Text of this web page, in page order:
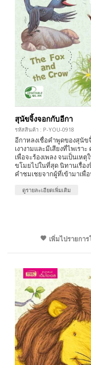
สุนัขจิ้งจอกกับอีกา
รหัสสินค้า : P-YOU-0918
อีกาหลงเชื่อคำพูดของสุนัข
เงางามและมีเสียงที่ไพเรา
เพื่อจะร้องเพลง จนเป็นเห
ขโมยไปในที่สุด นิทานเรื่อง
คำชมเชยจากผู้ที่เข้ามาเพื่
ดูรายละเอียดเพิ่มเติม
เพิ่มไปรายการ